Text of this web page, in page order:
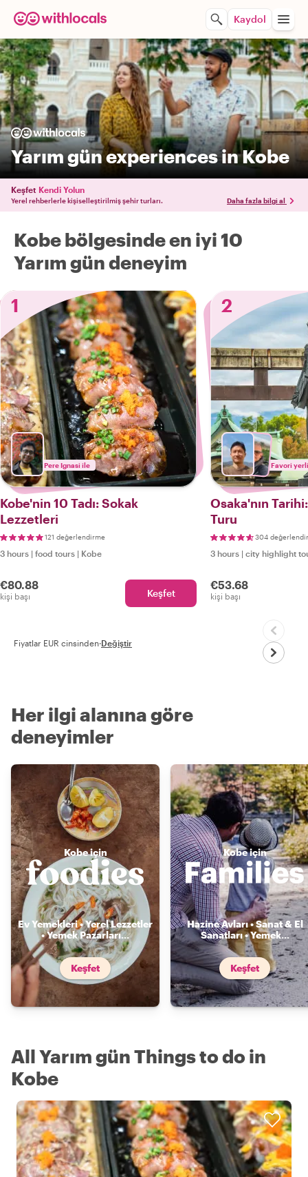
Kaydol
Yarım gün experiences in Kobe
Keşfet Kendi Yolun
Yerel rehberlerle kişiselleştirilmiş şehir turları. Daha fazla bilgi al
Kobe bölgesinde en iyi 10
Yarım gün deneyim
1
Pere Ignasi ile
Kobe'nin 10 Tadı: Sokak
Lezzetleri
121 değerlendirme
3 hours | food tours | Kobe
€80.88
kişi başı Keşfet
2
Favori
Osaka'nın
Turu
304
3 hours | city highlight
€53.68
kişi başı
Fiyatlar EUR cinsinden·Değiştir
Her ilgi alanına göre
deneyimler
Kobe için
Ev Yemekleri • Yerel Lezzetler
• Yemek Pazarları...
Keşfet
Kobe için
Hazine Avları • Sanat & El
Sanatları • Yemek...
Keşfet
All Yarım gün Things to do in
Kobe